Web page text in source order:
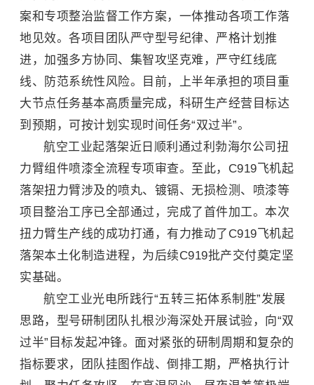
案和专项整治监督工作方案，一体推动各项工作落
地见效。各项目团队严守型号纪律、严格计划推
进，加强多方协同、集智攻坚克难，严守红线底
线、防范系统性风险。目前，上半年承担的项目重
大节点任务基本高质量完成，科研生产经营目标达
到预期，可按计划实现时间任务“双过半”。
航空工业起落架近日顺利通过利勃海尔公司扭
力臂组件喷漆全流程专项审查。至此，C919飞机起
落架扭力臂涉及的喷丸、镀镉、无损检测、喷漆等
项目整治工序已全部通过，完成了首件加工。本次
扭力臂生产线的成功打通，有力推动了C919飞机起
落架本土化制造进程，为后续C919批产交付奠定坚
实基础。
航空工业光电所践行“五转三拓体系制胜”发展
思路，型号研制团队扎根沙海深处开展试验，向“双
过半”目标发起冲锋。面对紧张的研制周期和复杂的
指标要求，团队挂图作战、倒排工期，严格执行计